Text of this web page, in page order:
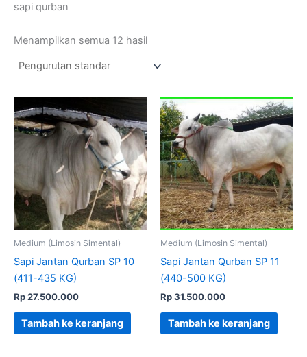
sapi qurban
Menampilkan semua 12 hasil
Medium (Limosin Simental)
Sapi Jantan Qurban SP 10
(411-435 KG)
Rp27.500.000
Tambah ke keranjang
Medium (Limosin Simental)
Sapi Jantan Qurban SP 11
(440-500 KG)
Rp31.500.000
Tambah ke keranjang